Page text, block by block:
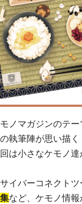
ノマガジンのテ
執筆陣が思い描く
は小さなケモノ
イバーコネクトツ
など、ケモノ情報